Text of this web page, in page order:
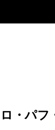
・パフ